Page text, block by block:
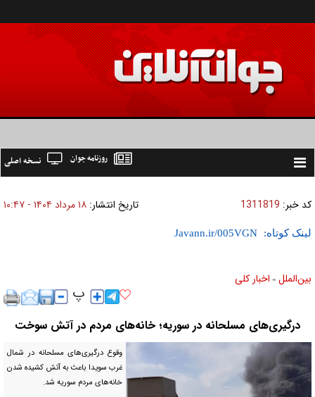
Toggle
نسخه اصلی روزنامه جوان
کد خبر: 1311819 تاریخ انتشار: ۱۸ مرداد ۱۴۰۴ - ۱۰:۴۷
لینک کوتاه:
بين‌الملل » اخبار كلی
درگیری‌های مسلحانه در سوریه؛ خانه‌های مردم در آتش سوخت
وقوع درگیری‌های مسلحانه در شمال
غرب سویدا باعث به آتش کشیده شدن
خانه‌های مردم سوریه شد.